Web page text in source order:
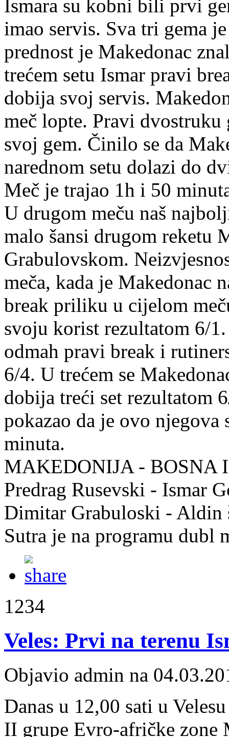
Ismara su kobni bili prvi
imao servis. Sva tri gema
prednost je Makedonac
trećem setu Ismar pravi
dobija svoj servis.
meč lopte. Pravi
svoj gem. Činilo se da
narednom setu dolazi do
Meč je trajao 1h i 50
U drugom meču naš
malo šansi drugom reketu
Grabulovskom.
meča, kada je Makedonac
break priliku u cijelom
svoju korist rezultatom 6/
odmah pravi break i
6/4. U trećem se
dobija treći set rezultatom
pokazao da je ovo njegova
minuta.
MAKEDONIJA - BOSNA
Predrag Rusevski - Ismar
Dimitar Grabuloski - Aldin
Sutra je na programu dubl
1234
Veles: Prvi na terenu
Objavio admin na
Danas u 12,00 sati u
II grupe Evro-afričke zone